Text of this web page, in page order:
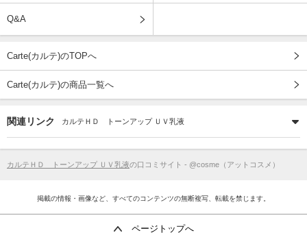
Q&A
Carte(カルテ)のTOPへ
Carte(カルテ)の商品一覧へ
関連リンク カルテＨＤ トーンアップ ＵＶ乳液
カルテＨＤ トーンアップ ＵＶ乳液の口コミサイト - @cosme（アットコスメ）
掲載の情報・画像など、すべてのコンテンツの無断複写、転載を禁じます。
ページトップへ